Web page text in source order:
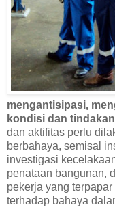
mengantisipasi,
kondisi dan
dan aktifitas perlu
berbahaya, semisal
investigasi
penataan bangunan,
pekerja yang
terhadap bahaya